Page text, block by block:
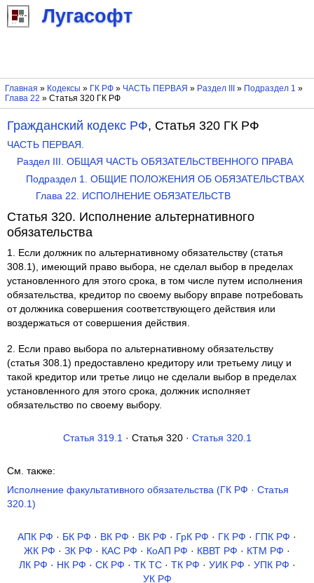
Лугасофт
Главная » Кодексы » ГК РФ» ЧАСТЬ ПЕРВАЯ » Раздел III » Подраздел 1 »
Глава 22 » Статья 320 ГК РФ
Гражданский кодекс РФ, Статья 320 ГК РФ
ЧАСТЬ ПЕРВАЯ.
Раздел III. ОБЩАЯ ЧАСТЬ ОБЯЗАТЕЛЬСТВЕННОГО ПРАВА
Подраздел 1. ОБЩИЕ ПОЛОЖЕНИЯ ОБ ОБЯЗАТЕЛЬСТВАХ
Глава 22. ИСПОЛНЕНИЕ ОБЯЗАТЕЛЬСТВ
Статья 320. Исполнение альтернативного
обязательства
1. Если должник по альтернативному обязательству (статья
308.1), имеющий право выбора, не сделал выбор в пределах
установленного для этого срока, в том числе путем исполнения
обязательства, кредитор по своему выбору вправе потребовать
от должника совершения соответствующего действия или
воздержаться от совершения действия.
2. Если право выбора по альтернативному обязательству
(статья 308.1) предоставлено кредитору или третьему лицу и
такой кредитор или третье лицо не сделали выбор в пределах
установленного для этого срока, должник исполняет
обязательство по своему выбору.
Статья 319.1 · Статья 320 · Статья 320.1
См. также:
Исполнение факультативного обязательства (ГК РФ · Статья
320.1)
АПК РФ · БК РФ · ВК РФ · ВК РФ · ГрК РФ · ГК РФ · ГПК РФ ·
ЖК РФ · ЗК РФ · КАС РФ · КоАП РФ · КВВТ РФ · КТМ РФ ·
ЛК РФ · НК РФ · СК РФ · ТК TC· ТК РФ · УИК РФ · УПК РФ ·
УК РФ